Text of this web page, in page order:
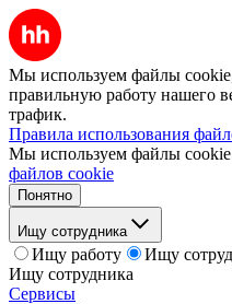
Мы используем файлы
правильную работу нашего
трафик.
Правила использования
Мы используем файлы
файлов cookie
Понятно
Ищу сотрудника
Ищу работу
Ищу
Ищу сотрудника
Сервисы